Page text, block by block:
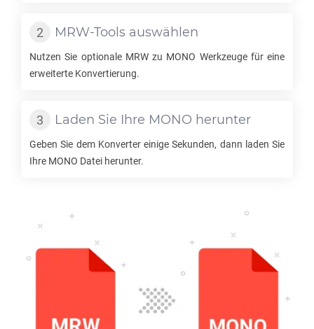
MRW-Tools auswählen
Nutzen Sie optionale MRWzu MONO Werkzeuge für eine
erweiterte Konvertierung.
Laden Sie Ihre MONO herunter
Geben Sie dem Konverter einige Sekunden, dann laden Sie
Ihre MONO Datei herunter.